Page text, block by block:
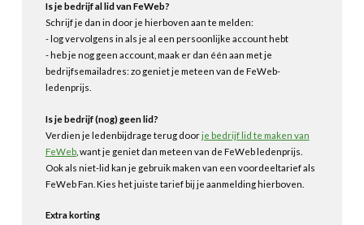
Is je bedrijf al lid van FeWeb?
Schrijf je dan in door je hierboven aan te melden:
- log vervolgens in als je al een persoonlijke account hebt
- heb je nog geen account, maak er dan één aan met je
bedrijfsemailadres: zo geniet je meteen van de FeWeb-
ledenprijs.
Is je bedrijf (nog) geen lid?
Verdien je ledenbijdrage terug doorje bedrijf lid te maken van
FeWeb, want je geniet dan meteen van de FeWeb ledenprijs.
Ook als niet-lid kan je gebruik maken van een voordeeltarief als
FeWeb Fan. Kies het juiste tarief bij je aanmelding hierboven.
Extra korting